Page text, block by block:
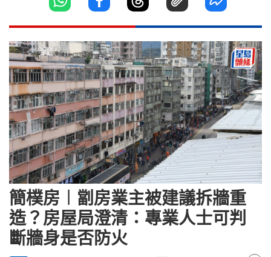
簡樸房︱劏房業主被建議拆牆重
造？房屋局澄清：專業人士可判
斷牆身是否防火